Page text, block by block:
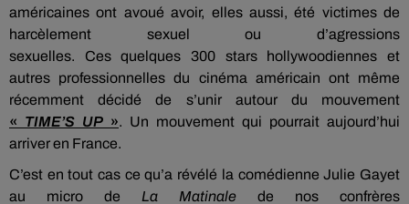
américaines ont avoué avoir, elles aussi, été victimes de
harcèlement sexuel ou d’agressions
sexuelles.
Ces quelques
300 stars hollywoodiennes et
autres professionnelles du cinéma américain ont même
récemment décidé de s’unir autour du mouvement
« TIME’S UP ». Un mouvement qui pourrait aujourd’hui
arriver en France.
C’est en tout cas ce qu’a révélé la comédienne Julie Gayet
au micro de La Matinale de nos confrères